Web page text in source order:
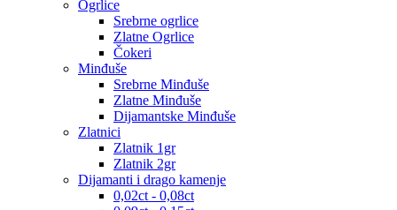
Ogrlice
Srebrne ogrlice
Zlatne Ogrlice
Čokeri
Minđuše
Srebrne Minđuše
Zlatne Minđuše
Dijamantske Minđuše
Zlatnici
Zlatnik 1gr
Zlatnik 2gr
Dijamanti i drago kamenje
0,02ct - 0,08ct